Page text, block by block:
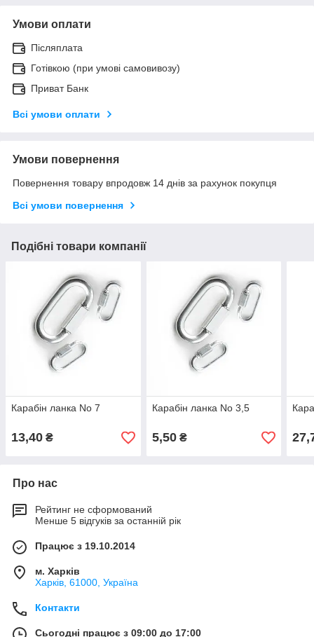
Умови оплати
Післяплата
Готівкою (при умові самовивозу)
Приват Банк
Всі умови оплати
Умови повернення
Повернення товару впродовж 14 днів за рахунок покупця
Всі умови повернення
Подібні товари компанії
Карабін ланка No 7
13,40 ₴
Карабін ланка No 3,5
5,50₴
Про нас
Рейтинг не сформований
Менше 5 відгуків за останній рік
Працює з 19.10.2014
м. Харків
Харків, 61000, Україна
Контакти
Сьогодні працює з 09:00 до 17:00